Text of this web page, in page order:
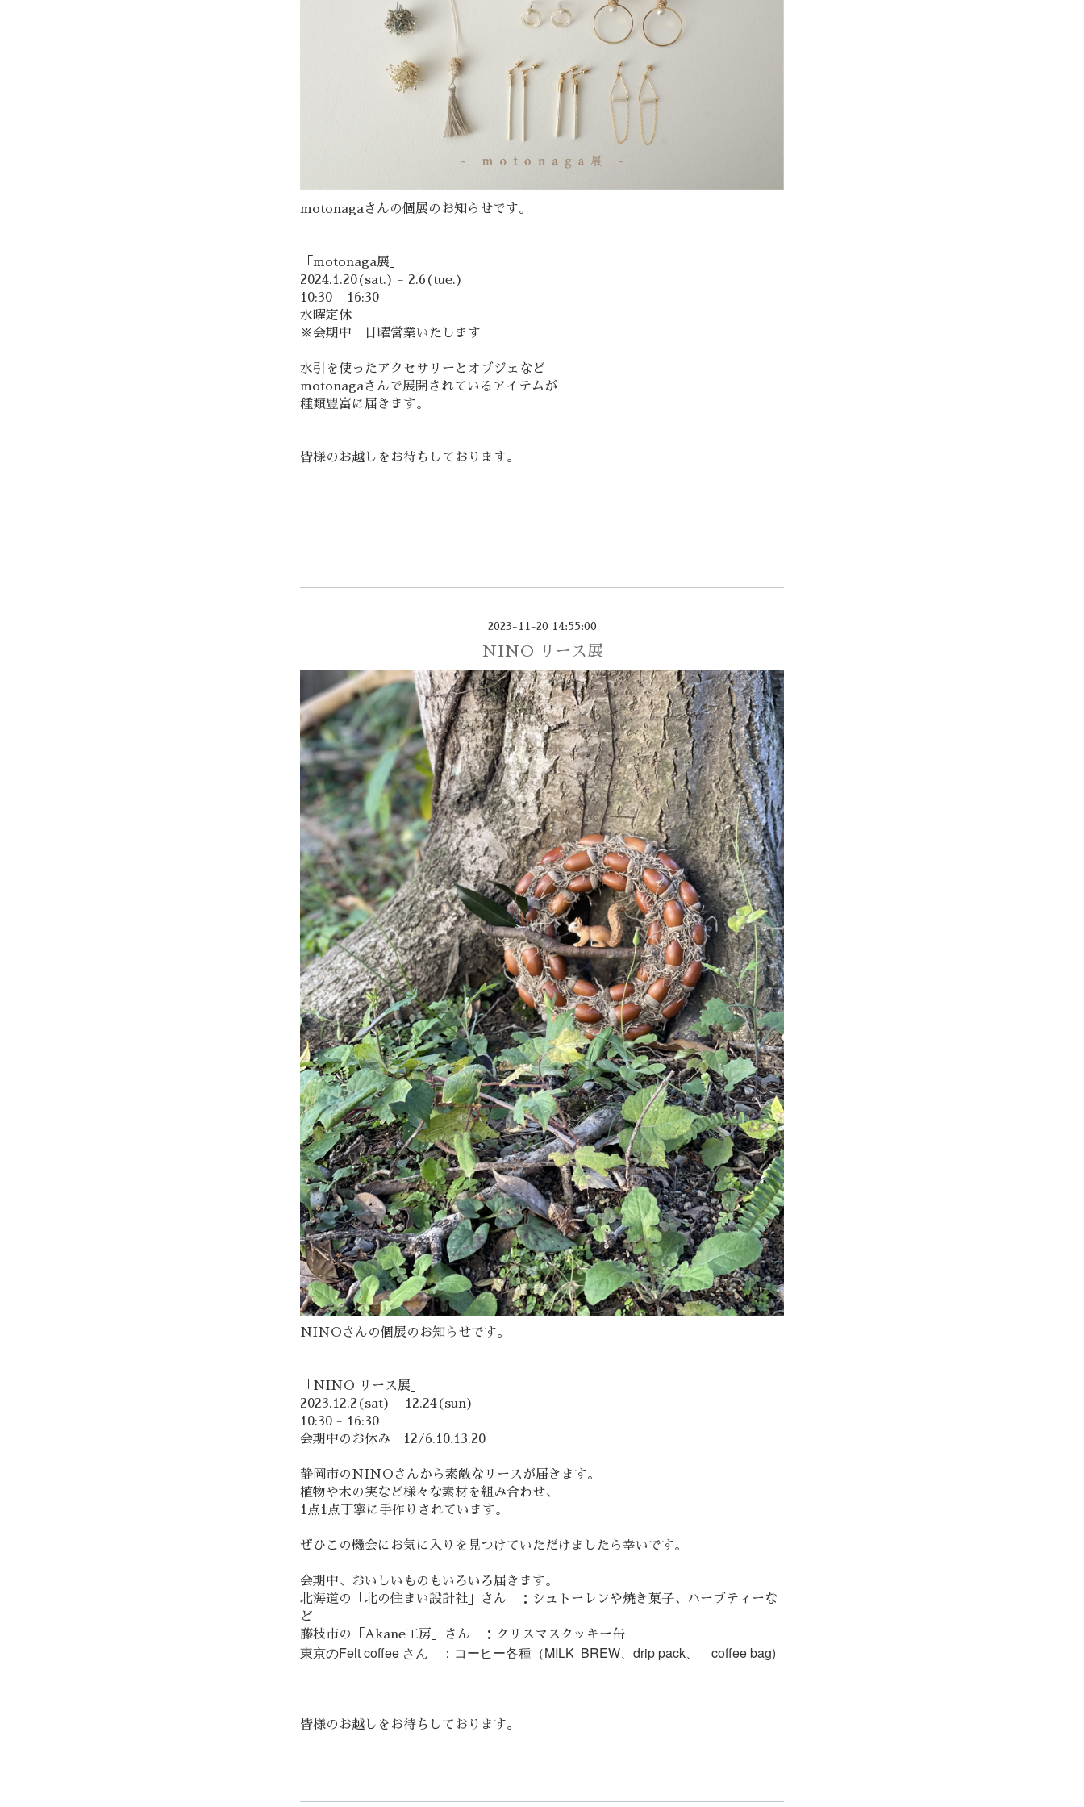
motonagaさんの個展のお知らせです。
「motonaga展」
2024.1.20(sat.) - 2.6(tue.)
10:30 - 16:30
水曜定休
※会期中 日曜営業いたします
水引を使ったアクセサリーとオブジェなど
motonagaさんで展開されているアイテムが
種類豊富に届きます。
皆様のお越しをお待ちしております。
2023-11-20 14:55:00
NINO リース展
NINOさんの個展のお知らせです。
「NINO リース展」
2023.12.2(sat) - 12.24(sun)
10:30 - 16:30
会期中のお休み 12/6.10.13.20
静岡市のNINOさんから素敵なリースが届きます。
植物や木の実など様々な素材を組み合わせ、
1点1点丁寧に手作りされています。
ぜひこの機会にお気に入りを見つけていただけましたら幸いです。
会期中、おいしいものもいろいろ届きます。
北海道の「北の住まい設計社」さん ：シュトーレンや焼き菓子、ハーブティーな
ど
藤枝市の「Akane工房」さん ：クリスマスクッキー缶
東京のFelt coffee さん ：コーヒー各種（MILK BREW、drip pack、 coffee bag)
皆様のお越しをお待ちしております。